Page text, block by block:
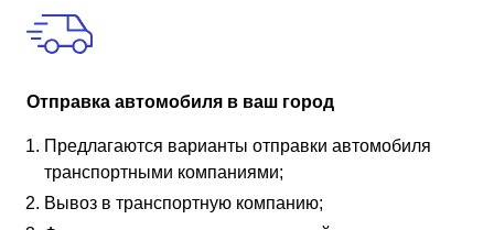
Отправка автомобиля в ваш город
Предлагаются варианты отправки автомобиля
транспортными компаниями;
Вывоз в транспортную компанию;